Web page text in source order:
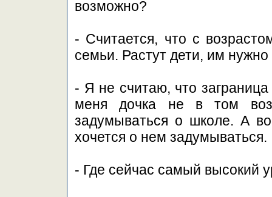
возможно?
- Считается, что с
семьи. Растут дети, им
- Я не считаю, что
меня дочка не в том
задумываться о школе. А
хочется о нем задумываться.
- Где сейчас самый высокий